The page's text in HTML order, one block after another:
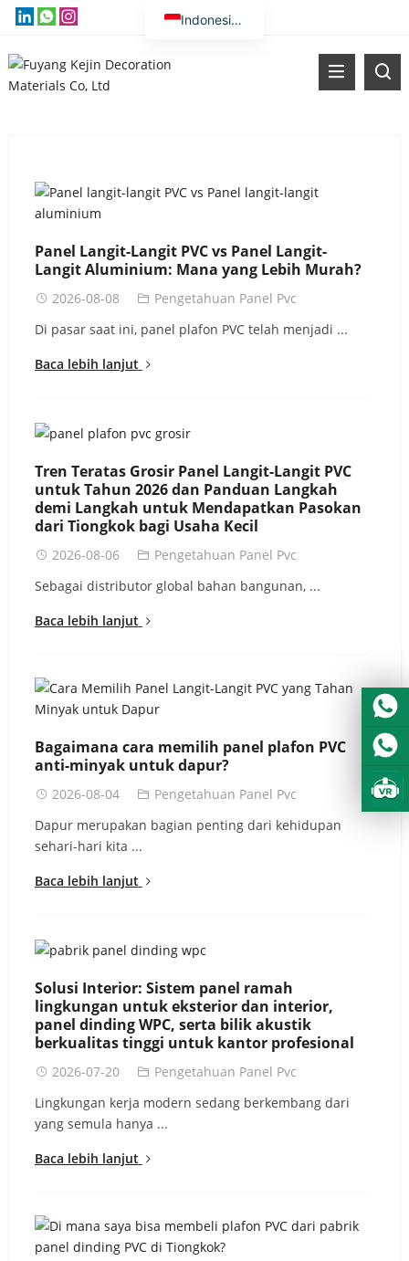
Panel Langit-Langit PVC vs Panel Langit-
Langit Aluminium: Mana yang Lebih Murah?
2026-08-08
Pengetahuan Panel Pvc
Di pasar saat ini, panel plafon PVC telah menjadi ...
Baca lebih lanjut
Tren Teratas Grosir Panel Langit-Langit PVC
untuk Tahun 2026 dan Panduan Langkah
demi Langkah untuk Mendapatkan Pasokan
dari Tiongkok bagi Usaha Kecil
2026-08-06
Pengetahuan Panel Pvc
Sebagai distributor global bahan bangunan, ...
Baca lebih lanjut
Bagaimana cara memilih panel plafon PVC
anti-minyak untuk dapur?
2026-08-04
Pengetahuan Panel Pvc
Dapur merupakan bagian penting dari kehidupan
sehari-hari kita ...
Baca lebih lanjut
Solusi Interior: Sistem panel ramah
lingkungan untuk eksterior dan interior,
panel dinding WPC, serta bilik akustik
berkualitas tinggi untuk kantor profesional
2026-07-20
Pengetahuan Panel Pvc
Lingkungan kerja modern sedang berkembang dari
yang semula hanya ...
Baca lebih lanjut
Indonesian
Kazakh
Bengali
Arabic
Uzbek
Italian
German
Japanese
French
Myanmar